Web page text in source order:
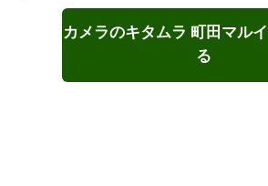
カメラのキタムラ 町田マル
る